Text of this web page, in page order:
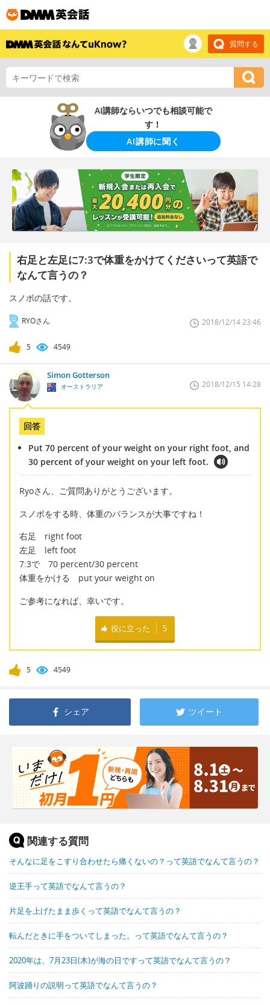
質問する
AI講師ならいつでも相談可能で
す！
AI講師に聞く
右足と左足に7:3で体重をかけてくださいって英語で
なんて言うの？
スノボの話です。
RYOさん 2018/12/14 23:46
5 4549
Simon Gotterson
オーストラリア 2018/12/15 14:28
回答
Put 70 percent of your weight on your right foot, and
30 percent of your weight on your left foot.
Ryoさん、ご質問ありがとうございます。
スノボをする時、体重のバランスが大事ですね！
右足 right foot
左足 left foot
7:3で 70 percent/30 percent
体重をかける put your weight on
ご参考になれば、幸いです。
役に立った 5
5 4549
シェア ツイート
関連する質問
そんなに足をこすり合わせたら痛くないの？って英語でなんて言うの？
逆王手って英語でなんて言うの？
片足を上げたまま歩くって英語でなんて言うの？
転んだときに手をついてしまった。って英語でなんて言うの？
2020年は、7月23日(木)が海の日ですって英語でなんて言うの？
阿波踊りの説明って英語でなんて言うの？